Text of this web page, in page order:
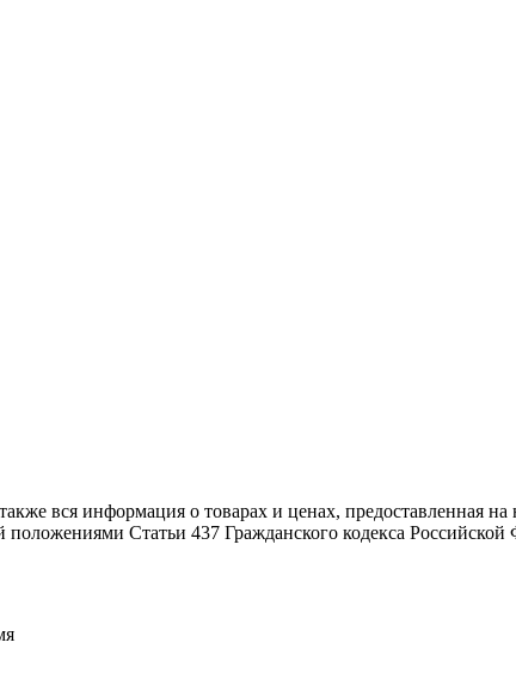
вся информация о товарах и ценах, предоставленная
Статьи 437 Гражданского кодекса Российской